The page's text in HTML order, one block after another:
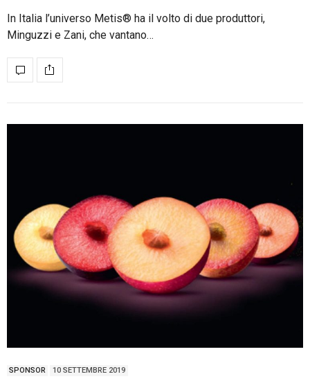
In Italia l’universo Metis® ha il volto di due produttori,
Minguzzi e Zani, che vantano…
SPONSOR 10 SETTEMBRE 2019